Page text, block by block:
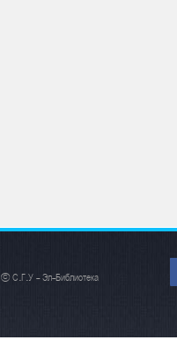
© С.Г.У - Эл-Библиотека